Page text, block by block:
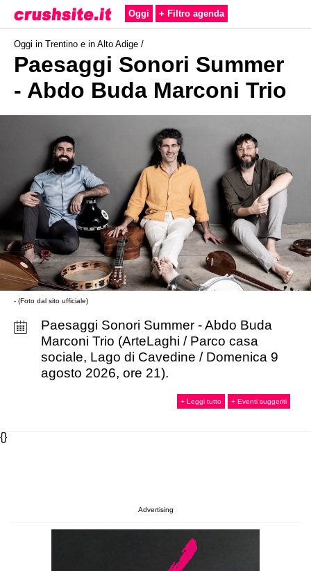
Oggi + Filtro agenda
Oggi in Trentino e in Alto Adige /
Paesaggi Sonori Summer
- Abdo Buda Marconi Trio
- (Foto dal sito ufficiale)
Paesaggi Sonori Summer - Abdo Buda
Marconi Trio (ArteLaghi / Parco casa
sociale, Lago di Cavedine / Domenica 9
agosto 2026, ore 21).
+ Leggi tutto + Eventi suggeriti
{}
Advertising